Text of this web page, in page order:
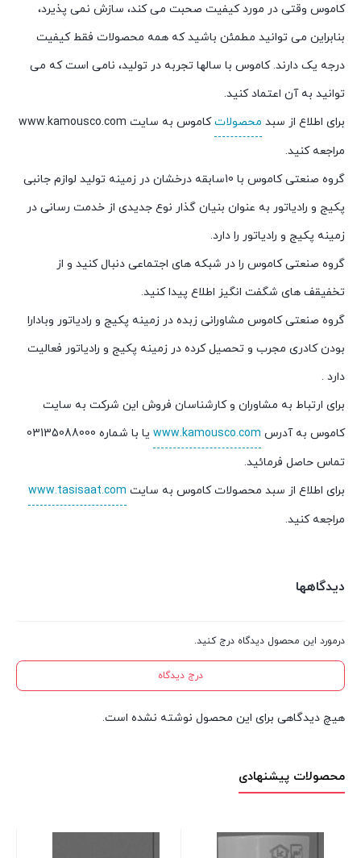
کاموس وقتی در مورد کیفیت صحبت می کند، سازش نمی پذیرد،
بنابراین می توانید مطمئن باشید که همه محصولات فقط کیفیت
درجه یک دارند. کاموس با سالها تجربه در تولید، نامی است که می
توانید به آن اعتماد کنید.
برای اطلاع از سبد محصولات
کاموس به سایت www.kamousco.com
مراجعه کنید.
گروه صنعتی کاموس با 10سابقه درخشان در زمینه تولید لوازم جانبی
پکیج و رادیاتور به عنوان بنیان گذار نوع جدیدی از خدمت رسانی در
زمینه پکیج و رادیاتور را دارد.
گروه صنعتی کاموس را در شبکه های اجتماعی دنبال کنید و از
تخفیقف های شگفت انگیز اطلاع پیدا کنید.
گروه صنعتی کاموس مشاورانی زبده در زمینه پکیج و رادیاتور وبادارا
بودن کادری مجرب و تحصیل کرده در زمینه پکیج و رادیاتور فعالیت
دارد .
برای ارتباط به مشاوران و کارشناسان فروش این شرکت به سایت
کاموس به آدرس www.kamousco.com
یا با شماره 03135088000
تماس حاصل فرمائید.
برای اطلاع از سبد محصولات کاموس به سایت www.tasisaat.com
مراجعه کنید.
دیدگاهها
درمورد این محصول دیدگاه درج کنید.
درج دیدگاه
هیچ دیدگاهی برای این محصول نوشته نشده است.
محصولات پیشنهادی